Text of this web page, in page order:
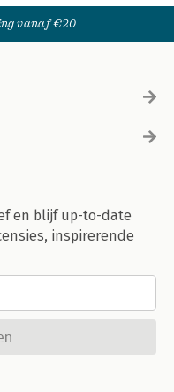
vanaf €20
en blijf up-to-date
inspirerende